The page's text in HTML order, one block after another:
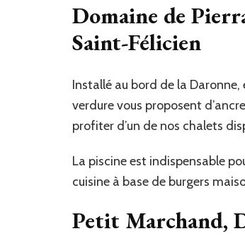
Domaine de
Saint-Félicien
Installé au bord de la Daronne,
verdure vous proposent
profiter d’un de nos chalets
La piscine est indispensable
cuisine à base de burgers
Petit Marchand,